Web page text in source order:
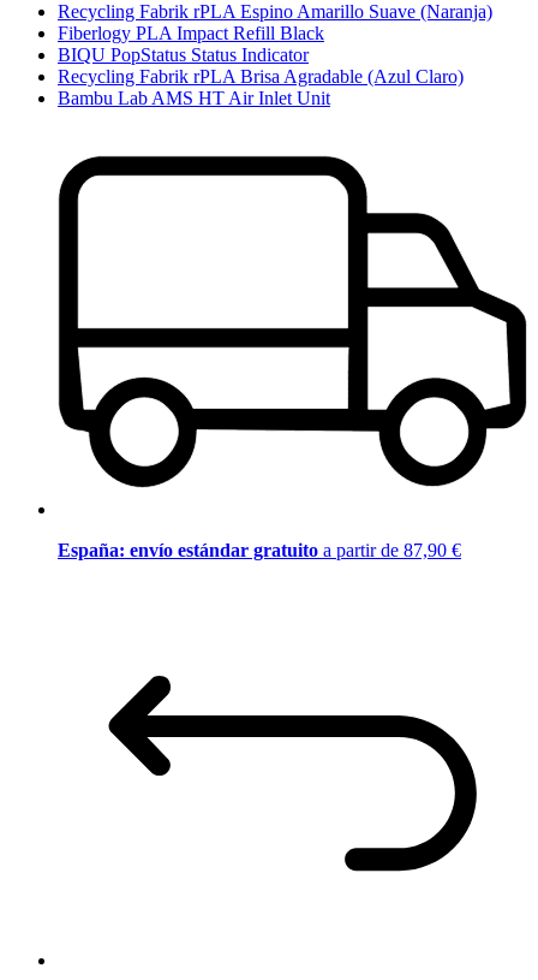
Recycling Fabrik rPLA Espino Amarillo Suave (Naranja)
Fiberlogy PLA Impact Refill Black
BIQU PopStatus Status Indicator
Recycling Fabrik rPLA Brisa Agradable (Azul Claro)
Bambu Lab AMS HT Air Inlet Unit
España: envío estándar gratuito a partir de 87,90 €